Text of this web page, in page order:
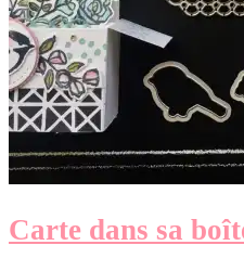
Carte dans sa